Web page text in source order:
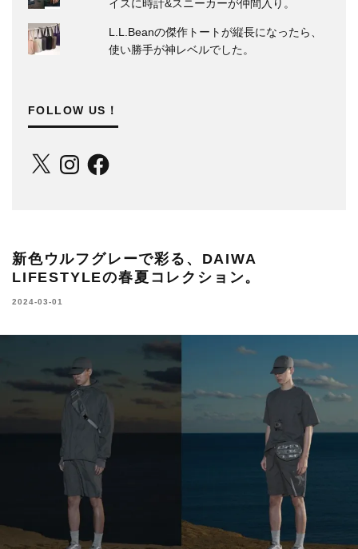
イスに時計&スニーカーが仲間入り。
L.L.Beanの傑作トートが縦長になったら、
使い勝手が神レベルでした。
FOLLOW US！
X InstagramFacebook
新色ウルフグレーで彩る、DAIWA
LIFESTYLEの春夏コレクション。
2024-03-01